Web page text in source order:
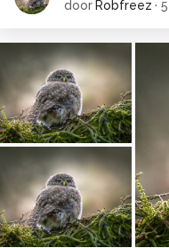
door Robfreez ·